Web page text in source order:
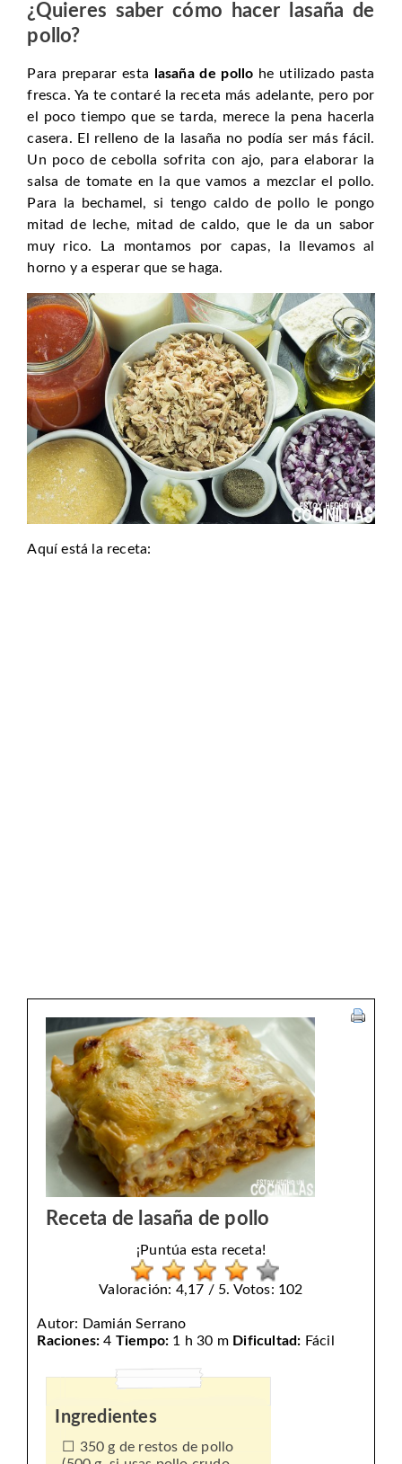
¿Quieres saber cómo hacer lasaña de
pollo?
Para preparar esta lasaña de pollo he utilizado pasta
fresca. Ya te contaré la receta más adelante, pero por
el poco tiempo que se tarda, merece la pena hacerla
casera. El relleno de la lasaña no podía ser más fácil.
Un poco de cebolla sofrita con ajo, para elaborar la
salsa de tomate en la que vamos a mezclar el pollo.
Para la bechamel, si tengo caldo de pollo le pongo
mitad de leche, mitad de caldo, que le da un sabor
muy rico. La montamos por capas, la llevamos al
horno y a esperar que se haga.
Aquí está la receta:
Receta de lasaña de pollo
¡Puntúa esta receta!
Valoración: 4,17 / 5. Votos: 102
Autor: Damián Serrano
Raciones: 4 Tiempo: 1 h 30 m Dificultad: Fácil
Ingredientes
350 g de restos de pollo